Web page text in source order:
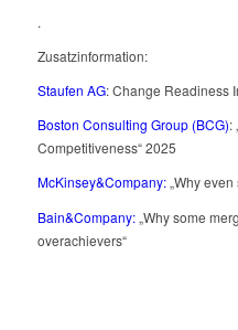
.
Zusatzinformation:
Staufen AG: Change Readiness
Boston Consulting Group (BCG):
Competitiveness“2025
McKinsey&Company:„Why even
Bain&Company:„Why some
overachievers“